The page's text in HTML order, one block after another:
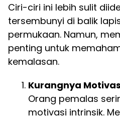
Ciri-ciri ini lebih sulit
tersembunyi di balik
permukaan. Namun,
penting untuk
kemalasan.
Kurangnya
Orang pemalas
motivasi intrinsik.